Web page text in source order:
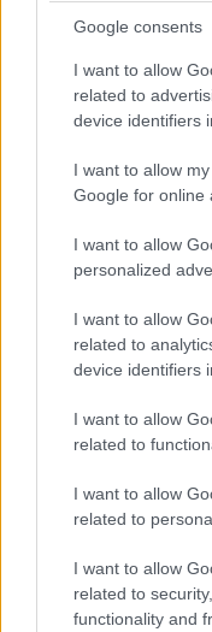
Google consents
I want to allow
related to
device identifiers
I want to allow
Google for online
I want to allow
personalized
I want to allow
related to
device identifiers
I want to allow
related to
I want to allow
related to
I want to allow
related to
functionality and
Xαρακτήρες: 0/1000
Διαβάστε και
TRENDING